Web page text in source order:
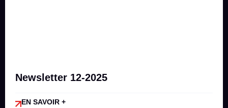
Newsletter 12-2025
EN SAVOIR +